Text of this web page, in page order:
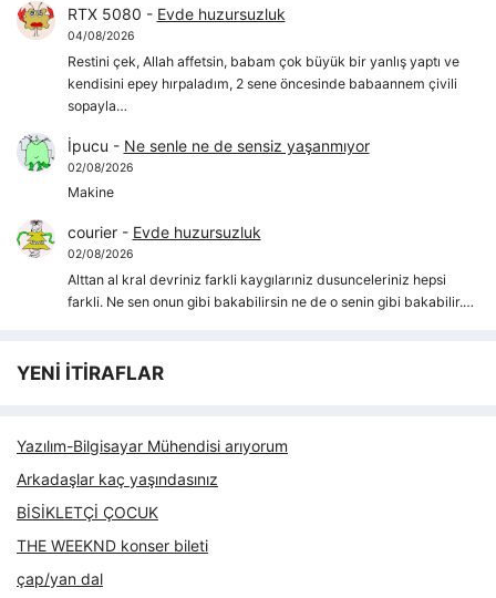
RTX 5080 - Evde huzursuzluk
04/08/2026
Restini çek, Allah affetsin, babam çok büyük bir yanlış yaptı ve
kendisini epey hırpaladım, 2 sene öncesinde babaannem çivili
sopayla…
İpucu - Ne senle ne de sensiz yaşanmıyor
02/08/2026
Makine
courier- Evde huzursuzluk
02/08/2026
Alttan al kral devriniz farkli kaygılarıniz dusunceleriniz hepsi
farkli. Ne sen onun gibi bakabilirsin ne de o senin gibi bakabilir.…
YENİ İTİRAFLAR
Yazılım-Bilgisayar Mühendisi arıyorum
Arkadaşlar kaç yaşındasınız
BİSİKLETÇİ ÇOCUK
THE WEEKND konser bileti
çap/yan dal